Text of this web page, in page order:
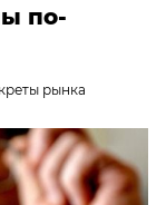
по-
рынка